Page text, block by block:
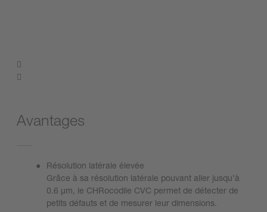
Avantages
Résolution latérale élevée
Grâce à sa résolution latérale pouvant aller jusqu’à
0.6 µm, le CHRocodile CVC permet de détecter de
petits défauts et de mesurer leur dimensions.